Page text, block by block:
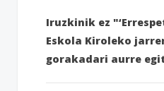
Iruzkinik ez
Eskola Kiroleko
gorakadari aurre